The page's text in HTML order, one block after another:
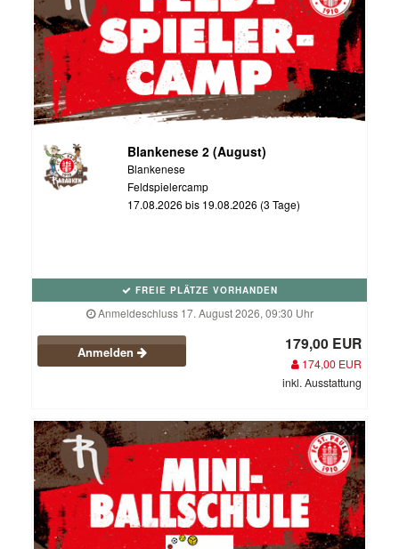
Blankenese 2 (August)
Blankenese
Feldspielercamp
17.08.2026 bis 19.08.2026 (3 Tage)
FREIE PLÄTZE VORHANDEN
Anmeldeschluss 17. August 2026, 09:30 Uhr
Anmelden 179,00 EUR
174,00 EUR
inkl. Ausstattung